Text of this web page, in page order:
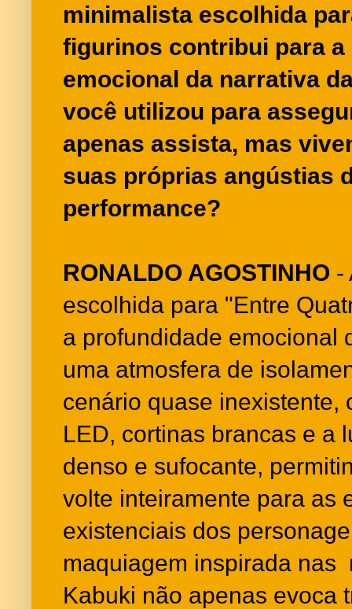
minimalista escolhida
figurinos contribui para a
emocional da narrativa
você utilizou para
apenas assista, mas
suas próprias angústias
performance?
RONALDO AGOSTINHO -
escolhida para "Entre
a profundidade emocional
uma atmosfera de
cenário quase inexistente,
LED, cortinas brancas e a
denso e sufocante,
volte inteiramente para as
existenciais dos
maquiagem inspirada nas
Kabuki não apenas evoca